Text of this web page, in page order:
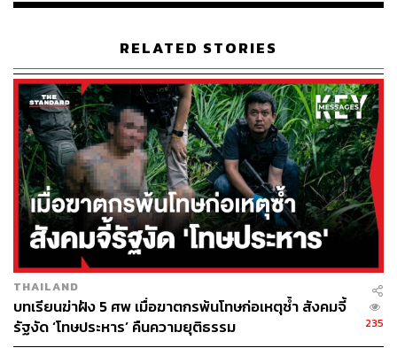
ตอนต่อไป โดยขณะนี้มีเรือนจำและทัณฑสถานพื้นที่เสี่ยงที่
ดำเนินการตรวจเชื้อในผู้ต้องขังจนครบ 100% แล้วทั้ง 10
แห่ง คือ เรือนจำกลางเชียงใหม่, เรือนจำพิเศษกรุงเทพฯ,
ทัณฑสถานหญิงกลาง, เรือนจำกลางคลองเปรม, เรือนจำ
พิเศษธนบุรี, เรือนจำกลางฉะเชิงเทรา, ทัณฑสถานบำบัด
พิเศษกลาง, เรือนจำจังหวัดนนทบุรี, เรือนจำกลางบางขวาง
และทัณฑสถานหญิงธนบุรี
รวมทั้งได้เริ่ม Swab หาเชื้อซ้ำทุก 7 วัน เพื่อตรวจหาเชื้อในผู้
ต้องขังที่ยังไม่พบเชื้อไปแล้ว ซึ่งจะดำเนินการอย่างต่อเนื่อง
จนกว่าสถานการณ์จะปกติ หรือสามารถแยกผู้ติดเชื้อและไม่
ติดเชื้อออกจากกันได้อย่างชัดเจน
ราชทัณฑ์เผย มีผู้ต้องขังเสียชีวิตจากโควิด-19 รายแรก พบ
เรือนจำขอนแก่นติดเชื้อเพิ่มอีกหนึ่งแห่ง
RELATED STORIES
THAILAND
บทเรียนฆ่าฝัง 5 ศพ เมื่อฆาตกรพ้นโทษก่อเหตุซ้ำ สังคมจี้
รัฐงัด ‘โทษประหาร’ คืนความยุติธรรม
235